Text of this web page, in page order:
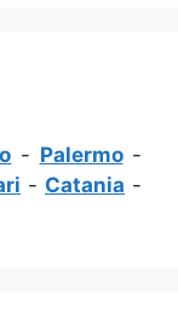
- Palermo-
- Catania -